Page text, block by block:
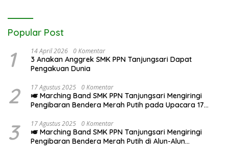
Popular Post
1 14 April 2026 0 Komentar
3 Anakan Anggrek SMK PPN Tanjungsari Dapat
Pengakuan Dunia
2 17 Agustus 2025 0 Komentar
🎺 Marching Band SMK PPN Tanjungsari Mengiringi
Pengibaran Bendera Merah Putih pada Upacara 17
3 17 Agustus 2025 0 Komentar
🎺 Marching Band SMK PPN Tanjungsari Mengiringi
Pengibaran Bendera Merah Putih di Alun-Alun